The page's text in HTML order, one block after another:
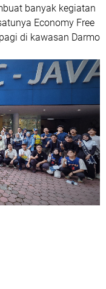
banyak kegiatan
Economy Free
di kawasan Darmo